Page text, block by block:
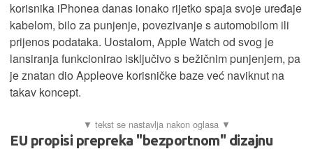
korisnika iPhonea danas ionako rijetko spaja svoje uređaje
kabelom, bilo za punjenje, povezivanje s automobilom ili
prijenos podataka. Uostalom, Apple Watch od svog je
lansiranja funkcionirao isključivo s bežičnim punjenjem, pa
je znatan dio Appleove korisničke baze već naviknut na
takav koncept.
EU propisi prepreka "bezportnom" dizajnu